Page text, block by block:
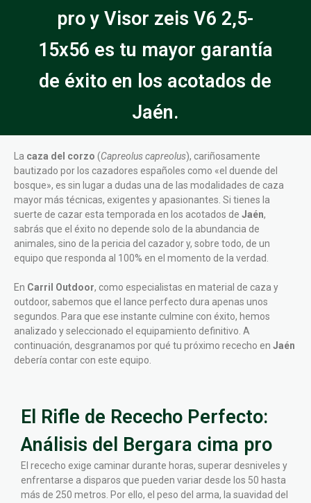
pro y Visor zeis V6 2,5-
15x56 es tu mayor garantía
de éxito en los acotados de
Jaén.
La caza del corzo (Capreolus capreolus), cariñosamente
bautizado por los cazadores españoles como «el duende del
bosque», es sin lugar a dudas una de las modalidades de caza
mayor más técnicas, exigentes y apasionantes. Si tienes la
suerte de cazar esta temporada en los acotados de Jaén,
sabrás que el éxito no depende solo de la abundancia de
animales, sino de la pericia del cazador y, sobre todo, de un
equipo que responda al 100% en el momento de la verdad.
En Carril Outdoor, como especialistas en material de caza y
outdoor, sabemos que el lance perfecto dura apenas unos
segundos. Para que ese instante culmine con éxito, hemos
analizado y seleccionado el equipamiento definitivo. A
continuación, desgranamos por qué tu próximo rececho en Jaén
debería contar con este equipo.
El Rifle de Rececho Perfecto:
Análisis del Bergara cima pro
El rececho exige caminar durante horas, superar desniveles y
enfrentarse a disparos que pueden variar desde los 50 hasta
más de 250 metros. Por ello, el peso del arma, la suavidad del